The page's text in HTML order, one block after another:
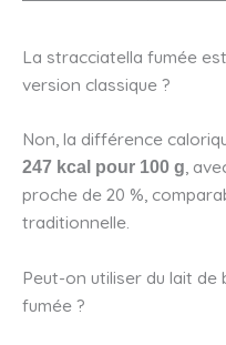
La stracciatella fumée
version classique ?
Non, la différence
247 kcal pour 100 g ,
proche de 20 %,
traditionnelle.
Peut-on utiliser du lait
fumée ?